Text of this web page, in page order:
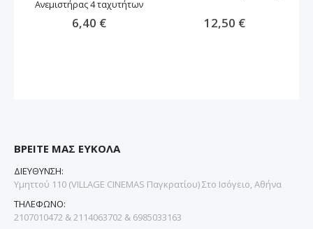
Ανεμιστήρας 4 ταχυτήτων
6,40 € 12,50 €
ΒΡΕΙΤΕ ΜΑΣ ΕΥΚΟΛΑ
ΔΙΕΥΘΥΝΣΗ:
Υμηττού 110 (VILLAGE CINEMAS Παγκρατίου) Στο Ισόγειο, Αθήνα
ΤΗΛΕΦΩΝΟ:
2107010472 & 2114063702 & 6985033163